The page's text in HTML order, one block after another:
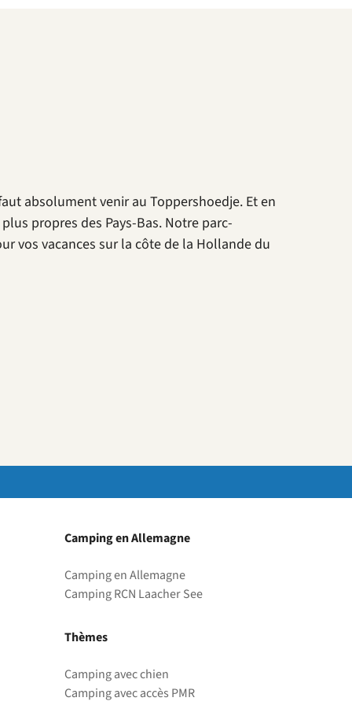
absolument venir au Toppershoedje. Et en
propres des Pays-Bas. Notre parc-
vos vacances sur la côte de la Hollande du
Camping en Allemagne
Camping en Allemagne
Camping RCN Laacher See
Thèmes
Camping avec chien
Camping avec accès PMR